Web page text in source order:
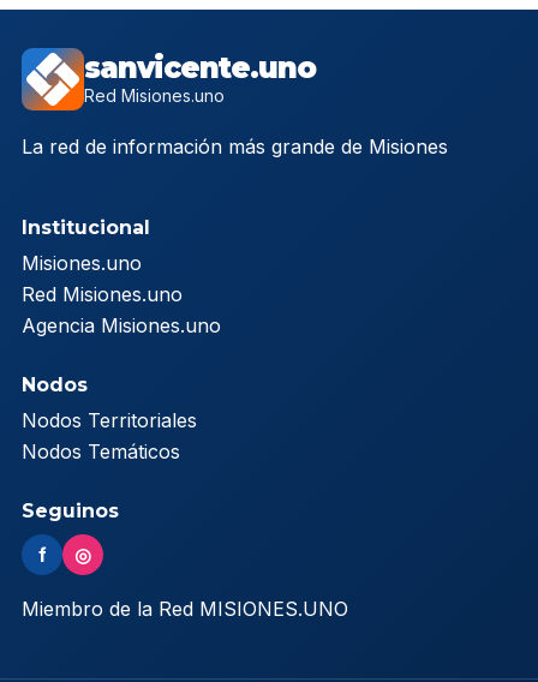
sanvicente.uno
Red Misiones.uno
La red de información más grande de Misiones
Institucional
Misiones.uno
Red Misiones.uno
Agencia Misiones.uno
Nodos
Nodos Territoriales
Nodos Temáticos
Seguinos
f ◎
Miembro de la Red MISIONES.UNO